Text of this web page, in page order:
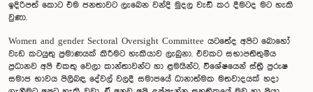
ඉදිරිපත් කොට එම ජනතාවට ලැබෙන වන්දි මුදල වැඩි කර දීමටද මට හැකි
වුණා.
Women and gender Sectoral Oversight Committee යටතේද අපිට බොහෝ
වැඩ කටයුතු ප්‍රමාණයක් කිරීමට හැකියාව ලැබුනා. එවකට සභාපතිතුමිය
ප්‍රධානව අපි එකතු වෙලා කාන්තාවන්ට හා ළමයින්ට, විශේෂයෙන් ස්ත්‍රී පුරුෂ
සමාජ භාවය පිලිබඳ දේවල් වලදී සමාජයේ ධානාත්මක මතවාදයක් හදා